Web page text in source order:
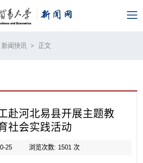
新闻快讯 > 正文
赴河北易县开展主题教
社会实践活动
25 浏览次数: 1501 次